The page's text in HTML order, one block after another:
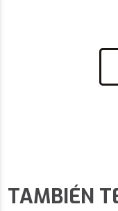
TAMBIÉN